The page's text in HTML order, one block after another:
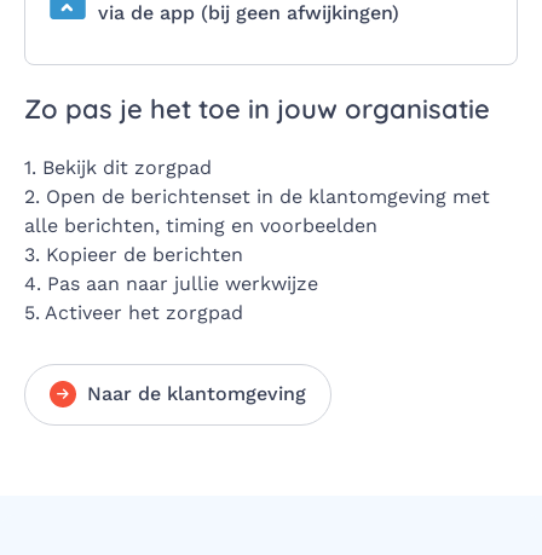
via de app (bij geen afwijkingen)
Zo pas je het toe in jouw organisatie
1. Bekijk dit zorgpad
2. Open de berichtenset in de klantomgeving met
alle berichten, timing en voorbeelden
3. Kopieer de berichten
4. Pas aan naar jullie werkwijze
5. Activeer het zorgpad
Naar de klantomgeving